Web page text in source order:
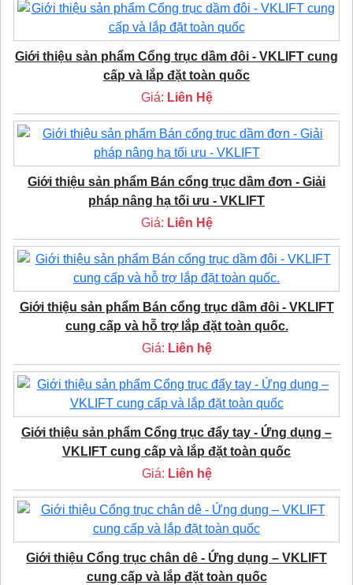
Giới thiệu sản phẩm Cổng trục dầm đôi - VKLIFT cung
cấp và lắp đặt toàn quốc
Giá: Liên Hệ
Giới thiệu sản phẩm Bán cổng trục dầm đơn - Giải
pháp nâng hạ tối ưu - VKLIFT
Giá: Liên Hệ
Giới thiệu sản phẩm Bán cổng trục dầm đôi - VKLIFT
cung cấp và hỗ trợ lắp đặt toàn quốc.
Giá: Liên hệ
Giới thiệu sản phẩm Cổng trục đẩy tay - Ứng dụng –
VKLIFT cung cấp và lắp đặt toàn quốc
Giá: Liên hệ
Giới thiệu Cổng trục chân dê - Ứng dụng – VKLIFT
cung cấp và lắp đặt toàn quốc